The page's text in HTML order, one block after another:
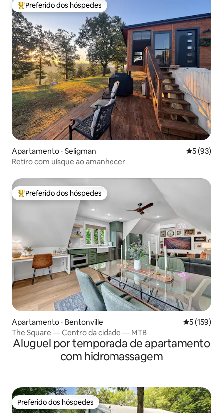
Entre os melhores preferidos dos hóspedes
Preferido dos hóspedes
Apartamento ⋅ Seligman 5 de uma
5 (93)
Retiro com uísque ao amanhecer
Entre os melhores preferidos dos hóspedes
Preferido dos hóspedes
Apartamento ⋅ Bentonville 5 de uma
5 (159)
The Square — Centro da cidade — MTB
Aluguel por temporada de apartamento
com hidromassagem
Preferido dos hóspedes
Preferido dos hóspedes